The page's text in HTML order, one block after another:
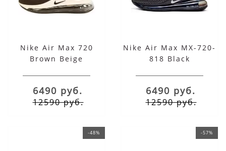
Nike Air Max 720
Brown Beige
6490 руб.
12590 руб.
Nike Air Max MX-720-
818 Black
6490 руб.
12590 руб.
-48% -57%